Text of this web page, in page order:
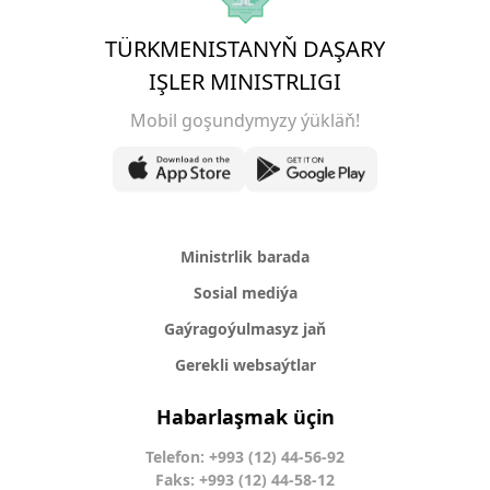
TÜRKMENISTANYŇ DAŞARY
IŞLER MINISTRLIGI
Mobil goşundymyzy ýükläň!
Ministrlik barada
Sosial mediýa
Gaýragoýulmasyz jaň
Gerekli websaýtlar
Habarlaşmak üçin
Telefon: +993 (12) 44-56-92
Faks: +993 (12) 44-58-12